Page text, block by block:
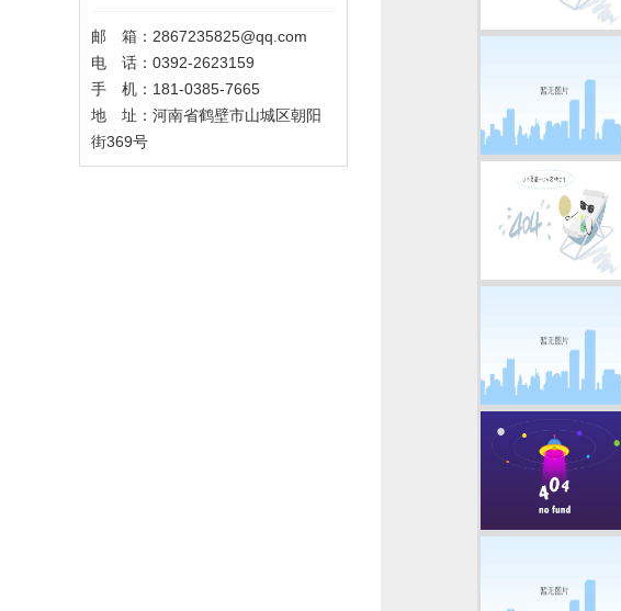
邮 箱： 2867235825@qq.com
电 话：0392-2623159
手 机：181-0385-7665
地 址：河南省鹤壁市山城区朝阳
街369号